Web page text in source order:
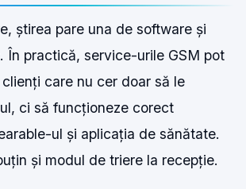
știrea pare una de software și
În practică, service-urile GSM pot
care nu cer doar să le
ci să funcționeze corect
ul și aplicația de sănătate.
și modul de triere la recepție.